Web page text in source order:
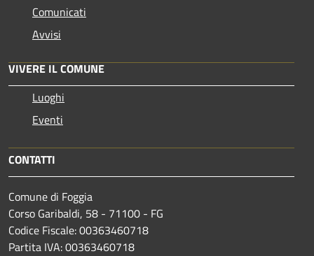
Comunicati
Avvisi
VIVERE IL COMUNE
Luoghi
Eventi
CONTATTI
Comune di Foggia
Corso Garibaldi, 58 - 71100 - FG
Codice Fiscale: 00363460718
Partita IVA: 00363460718